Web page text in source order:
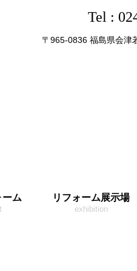
Tel :
〒965-0836 福島県会津
ーム リフォーム展示場
exhibition